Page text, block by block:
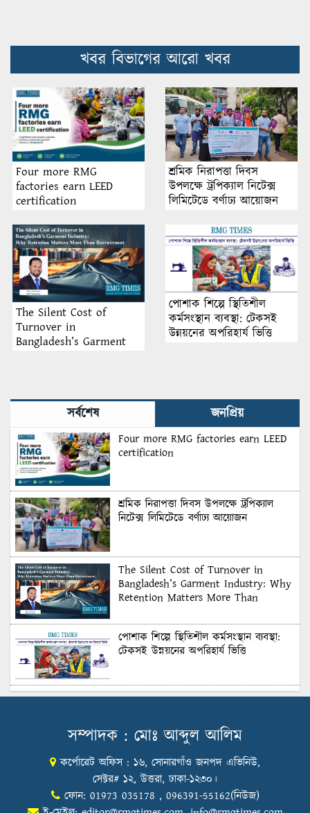
খবর বিভাগের আরো খবর
Four more RMG
factories earn LEED
certification
শ্রমিক নিরাপত্তা দিবস
উপলক্ষে ট্রপিক্যাল নিটেক্স
লিমিটেডে বর্ণাঢ্য আয়োজন
The Silent Cost of
Turnover in
Bangladesh’s Garment
পোশাক শিল্পে স্থিতিশীল
কর্মসংস্থান ব্যবস্থা: টেকসই
উন্নয়নের অপরিহার্য ভিত্তি
সর্বশেষ জনপ্রিয়
Four more RMG factories earn LEED
certification
শ্রমিক নিরাপত্তা দিবস উপলক্ষে ট্রপিক্যাল
নিটেক্স লিমিটেডে বর্ণাঢ্য আয়োজন
The Silent Cost of Turnover in
Bangladesh’s Garment Industry: Why
Retention Matters More Than
পোশাক শিল্পে স্থিতিশীল কর্মসংস্থান ব্যবস্থা:
টেকসই উন্নয়নের অপরিহার্য ভিত্তি
শুল্কের দেয়াল ভাঙার সুযোগ: মার্কিন বাজারে
Honoring Excellence: Texstream
Fashion Ltd. Rewards Best Workers–
2026
সম্পাদক : মোঃ আব্দুল আলিম
কর্পোরেট অফিস : ১৬, সোনারগাঁও জনপদ এভিনিউ,
সেক্টর# ১২, উত্তরা, ঢাকা-১২৩০।
ফোন: 01973 035178 , 096391-55162(নিউজ)